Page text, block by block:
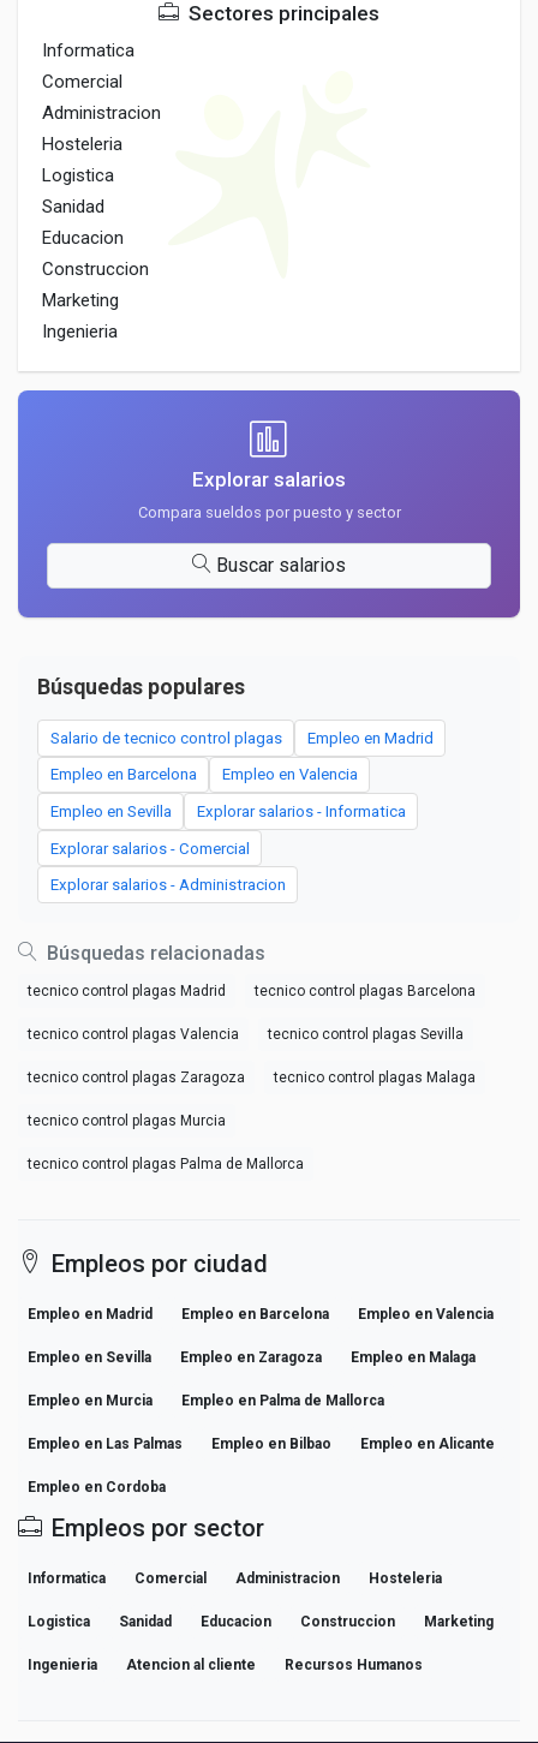
Sectores principales
Informatica
Comercial
Administracion
Hosteleria
Logistica
Sanidad
Educacion
Construccion
Marketing
Ingenieria
Explorar salarios
Compara sueldos por puesto y sector
Buscar salarios
Búsquedas populares
Salario de tecnico control plagas Empleo en Madrid
Empleo en Barcelona Empleo en Valencia
Empleo en Sevilla Explorar salarios - Informatica
Explorar salarios - Comercial
Explorar salarios - Administracion
Búsquedas relacionadas
tecnico control plagas Madrid tecnico control plagas Barcelona
tecnico control plagas Valencia tecnico control plagas Sevilla
tecnico control plagas Zaragoza tecnico control plagas Malaga
tecnico control plagas Murcia
tecnico control plagas Palma de Mallorca
Empleos por ciudad
Empleo en Madrid Empleo en Barcelona Empleo en Valencia
Empleo en Sevilla Empleo en Zaragoza Empleo en Malaga
Empleo en Murcia Empleo en Palma de Mallorca
Empleo en Las Palmas Empleo en Bilbao Empleo en Alicante
Empleo en Cordoba
Empleos por sector
Informatica Comercial Administracion Hosteleria
Logistica Sanidad Educacion Construccion Marketing
Ingenieria Atencion al cliente Recursos Humanos